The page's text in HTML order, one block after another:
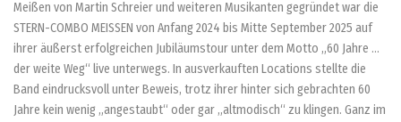
Meißen von Martin Schreier und weiteren Musikanten gegründet war die
STERN-COMBO MEISSEN von Anfang 2024 bis Mitte September 2025 auf
ihrer äußerst erfolgreichen Jubiläumstour unter dem Motto „60 Jahre …
der weite Weg“ live unterwegs. In ausverkauften Locations stellte die
Band eindrucksvoll unter Beweis, trotz ihrer hinter sich gebrachten 60
Jahre kein wenig „angestaubt“ oder gar „altmodisch“ zu klingen. Ganz im